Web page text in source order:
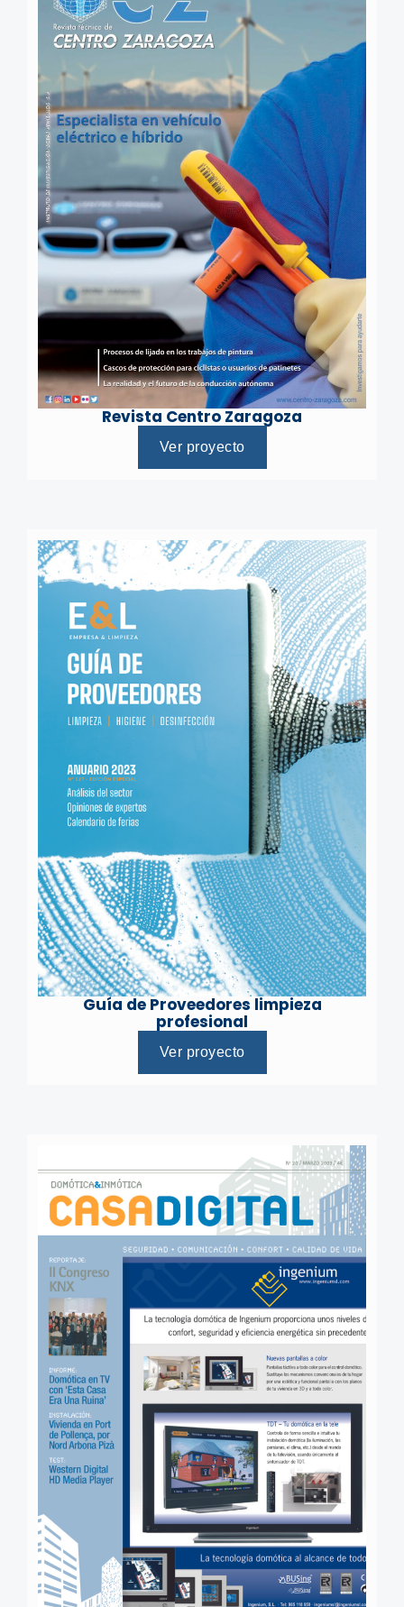
Revista Centro Zaragoza
Ver proyecto
Guía de Proveedores limpieza
profesional
Ver proyecto